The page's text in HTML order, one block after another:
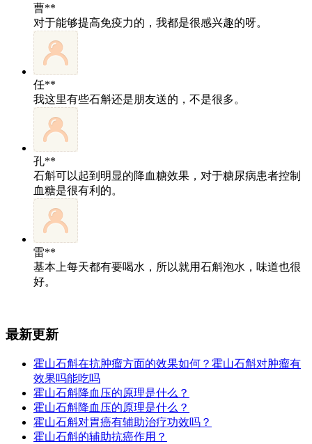
曹**
对于能够提高免疫力的，我都是很感兴趣的呀。
任**
我这里有些石斛还是朋友送的，不是很多。
孔**
石斛可以起到明显的降血糖效果，对于糖尿病患者控制
血糖是很有利的。
雷**
基本上每天都有要喝水，所以就用石斛泡水，味道也很
好。
最新更新
霍山石斛在抗肿瘤方面的效果如何？霍山石斛对肿瘤有
效果吗能吃吗
霍山石斛降血压的原理是什么？
霍山石斛降血压的原理是什么？
霍山石斛对胃癌有辅助治疗功效吗？
霍山石斛的辅助抗癌作用？